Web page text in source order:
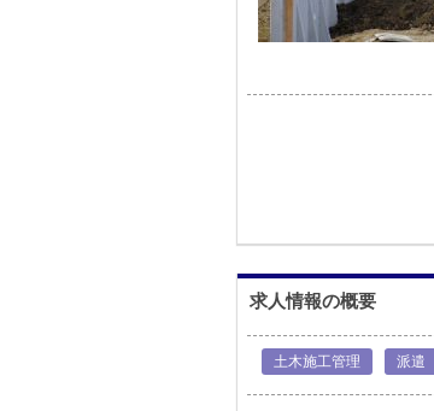
求人情報の概要
土木施工管理 派遣